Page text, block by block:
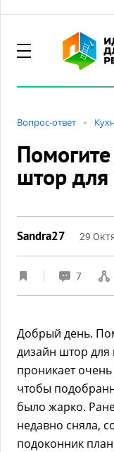
Вопрос-ответ
штор для
Sandra27 29
7
Добрый день.
дизайн штор для
проникает
чтобы
было жарко.
недавно сняла,
подоконник